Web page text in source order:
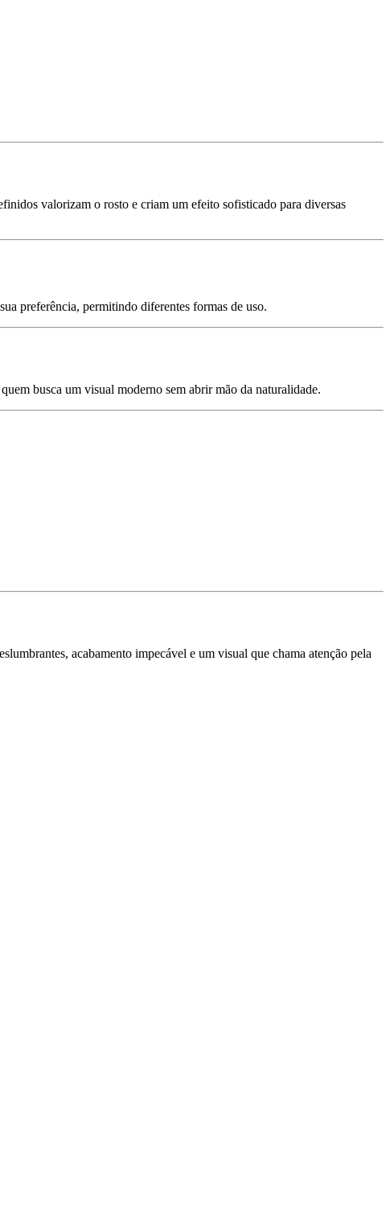
valorizam o rosto e criam um efeito sofisticado para diversas
preferência, permitindo diferentes formas de uso.
busca um visual moderno sem abrir mão da naturalidade.
acabamento impecável e um visual que chama atenção pela